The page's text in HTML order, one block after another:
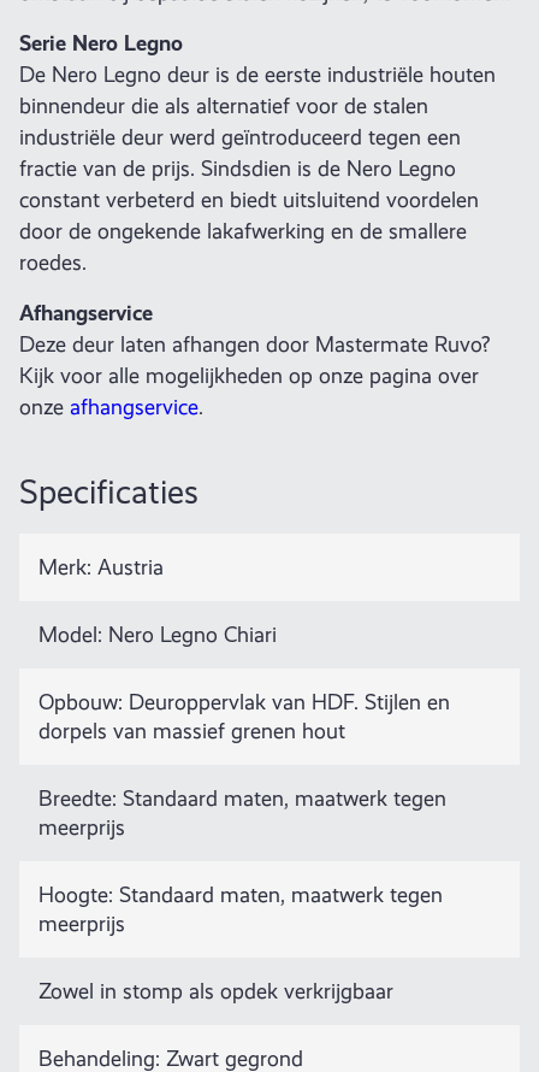
Serie Nero Legno
De Nero Legno deur is de eerste industriële houten
binnendeur die als alternatief voor de stalen
industriële deur werd geïntroduceerd tegen een
fractie van de prijs. Sindsdien is de Nero Legno
constant verbeterd en biedt uitsluitend voordelen
door de ongekende lakafwerking en de smallere
roedes.
Afhangservice
Deze deur laten afhangen door Mastermate Ruvo?
Kijk voor alle mogelijkheden op onze pagina over
onze afhangservice.
Specificaties
Merk: Austria
Model: Nero Legno Chiari
Opbouw: Deuroppervlak van HDF. Stijlen en
dorpels van massief grenen hout
Breedte: Standaard maten, maatwerk tegen
meerprijs
Hoogte: Standaard maten, maatwerk tegen
meerprijs
Zowel in stomp als opdek verkrijgbaar
Behandeling: Zwart gegrond